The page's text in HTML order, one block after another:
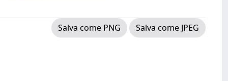
Salva come PNG Salva come JPEG